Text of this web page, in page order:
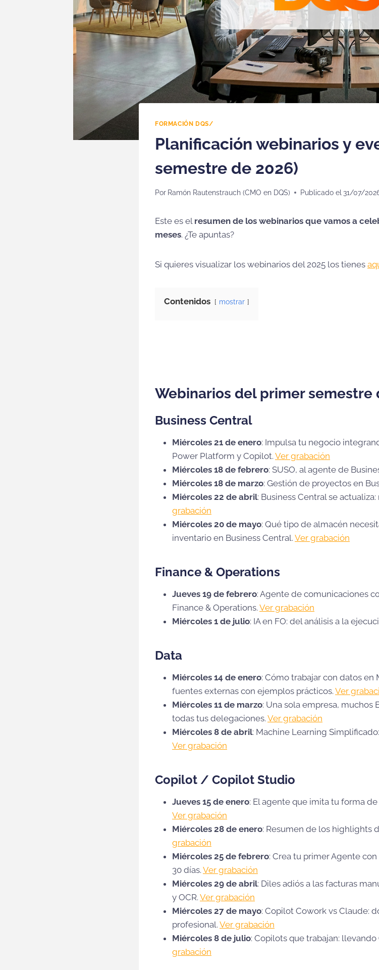
FORMACIÓN DQS/
Planificación webinarios y
semestre de 2026)
Por Ramón Rautenstrauch (CMO en DQS) Publicado el 31/07/
Este es el resumen de los webinarios que vamos a
meses. ¿Te apuntas?
Si quieres visualizar los webinarios del 2025 los tienes
Contenidos mostrar
Webinarios del primer semestre
Business Central
Miércoles 21 de enero: Impulsa tu negocio
Power Platform y Copilot. Ver grabación
Miércoles 18 de febrero: SUSO, al agente de
Miércoles 18 de marzo: Gestión de proyectos en
Miércoles 22 de abril: Business Central se
grabación
Miércoles 20 de mayo: Qué tipo de almacén
inventario en Business Central. Ver grabación
Finance & Operations
Jueves 19 de febrero: Agente de comunicaciones
Finance & Operations. Ver grabación
Miércoles 1 de julio: IA en FO: del análisis a la
Data
Miércoles 14 de enero: Cómo trabajar con datos
fuentes externas con ejemplos prácticos. Ver
Miércoles 11 de marzo: Una sola empresa, muchos
todas tus delegaciones. Ver grabación
Miércoles 8 de abril: Machine Learning
Ver grabación
Copilot / Copilot Studio
Jueves 15 de enero: El agente que imita tu forma
Ver grabación
Miércoles 28 de enero: Resumen de los highlights
grabación
Miércoles 25 de febrero: Crea tu primer Agente
30 días. Ver grabación
Miércoles 29 de abril: Diles adiós a las facturas
y OCR. Ver grabación
Miércoles 27 de mayo: Copilot Cowork vs Claude:
profesional. Ver grabación
Miércoles 8 de julio: Copilots que trabajan:
grabación